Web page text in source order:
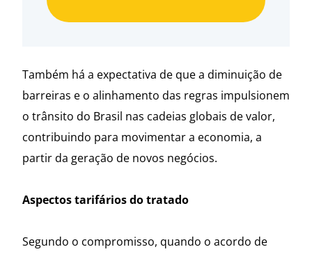
Também há a expectativa de que a diminuição de
barreiras e o alinhamento das regras impulsionem
o trânsito do Brasil nas cadeias globais de valor,
contribuindo para movimentar a economia, a
partir da geração de novos negócios.
Aspectos tarifários do tratado
Segundo o compromisso, quando o acordo de